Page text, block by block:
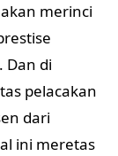
merinci
Dan di
pelacakan
dari
ini meretas